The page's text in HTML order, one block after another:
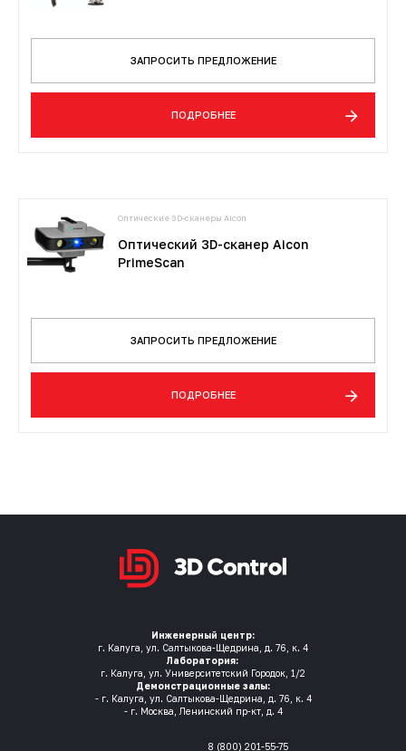
ЗАПРОСИТЬ ПРЕДЛОЖЕНИЕ
ПОДРОБНЕЕ
Оптические 3D-сканеры Aicon
Оптический 3D-сканер Aicon
PrimeScan
ЗАПРОСИТЬ ПРЕДЛОЖЕНИЕ
ПОДРОБНЕЕ
Инженерный центр:
г. Калуга, ул. Салтыкова-Щедрина, д. 76, к. 4
Лаборатория:
г. Калуга, ул. Университетский Городок, 1/2
Демонстрационные залы:
- г. Калуга, ул. Салтыкова-Щедрина, д. 76, к. 4
- г. Москва, Ленинский пр-кт, д. 4
8 (800) 201-55-75